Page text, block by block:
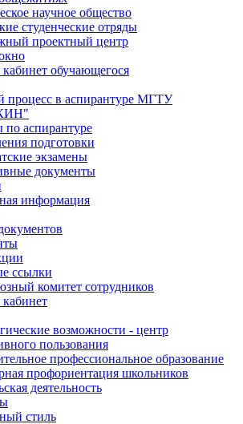
научное общество
студенческие отряды
проектный центр
обучающегося
процесс в аспирантуре МГТУ
по аспирантуре
подготовки
экзамены
документы
информация
ссылки
комитет сотрудников
возможности - центр
пользования
профессиональное образование
профориентация школьников
деятельность
стиль